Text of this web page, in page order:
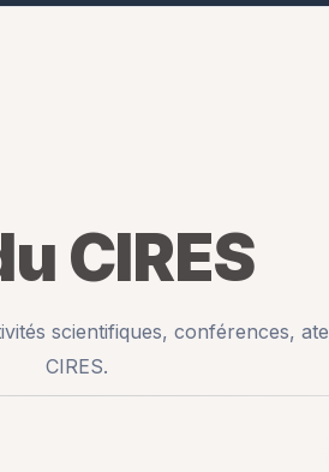
CIRES
scientifiques, conférences,
CIRES.